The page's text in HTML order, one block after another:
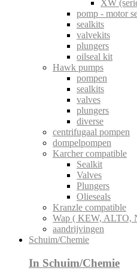
XW
pomp - motor
sealkits
valvekits
plungers
oilseal kit
Hawk pumps
pompen
sealkits
valves
plungers
diverse
centrifugaal pompen
dompelpompen
Karcher compatible
Sealkit
Valves
Plungers
Olieseals
Kranzle compatible
Wap ( KEW, ALTO,
aandrijvingen
Schuim/Chemie
In Schuim/Chemie